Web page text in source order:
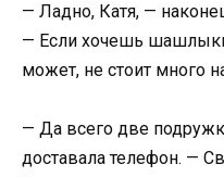
— Ладно, Катя, —
— Если хочешь
может, не стоит много
— Да всего две
доставала телефон. —